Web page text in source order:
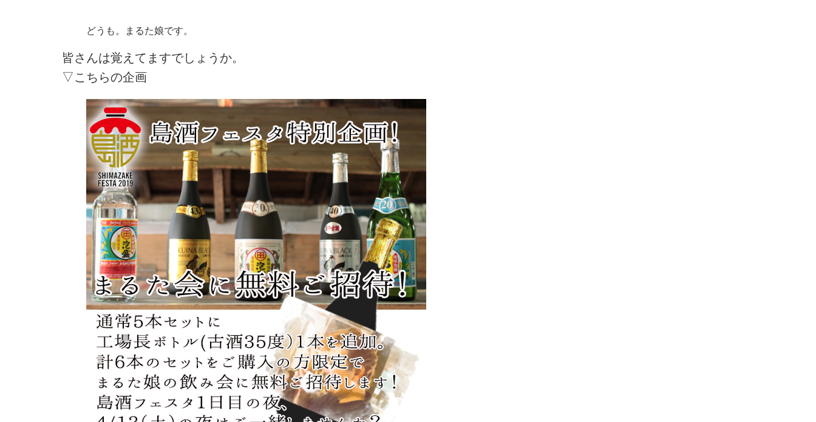
どうも。まるた娘です。
皆さんは覚えてますでしょうか。
▽こちらの企画